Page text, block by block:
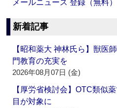
メールニュース 登録（無料）
新着記事
【昭和薬大 神林氏ら】獣医
門教育の充実を
2026年08月07日 (金)
【厚労省検討会】OTC類似
目が対象に